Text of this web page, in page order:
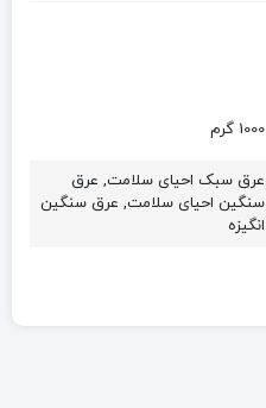
1000 گرم
عرق سبک احیای سلامت, عرق
سنگین احیای سلامت, عرق سنگین
انگیزه